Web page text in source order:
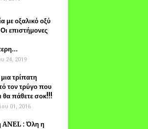
με οξαλικό οξύ
επιστήμονες
24, 2019
τρίπατη
τον τρύγο που
θα πάθετε σοκ!!!
01, 2016
ANEL : Όλη η